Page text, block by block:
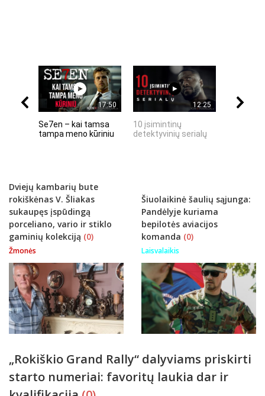
17:50
Se7en – kai tamsa
tampa meno kūriniu
12:25
10 įsimintinų
detektyvinių serialų
Dviejų kambarių bute
rokiškėnas V. Šliakas
sukaupęs įspūdingą
porceliano, vario ir stiklo
gaminių kolekciją (0)
Žmonės
Šiuolaikinė šaulių sąjunga:
Pandėlyje kuriama
bepilotės aviacijos
komanda (0)
Laisvalaikis
„Rokiškio Grand Rally“ dalyviams priskirti
starto numeriai: favoritų laukia dar ir